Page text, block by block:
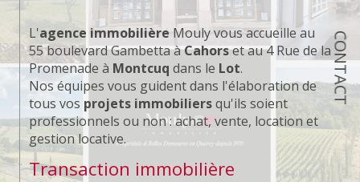
CONTACT
L'agence immobilièreMouly vous accueille au
55 boulevard Gambetta àCahorset au 4 Rue de la
Promenade à Montcuq dans le Lot.
Nos équipes vous guident dans l'élaboration de
tous vos projets immobiliersqu'ils soient
professionnels ou non : achat, vente, location et
gestion locative.
Transaction immobilière